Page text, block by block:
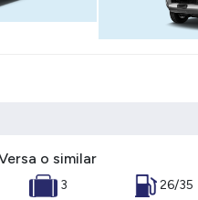
o similar
3
26/35